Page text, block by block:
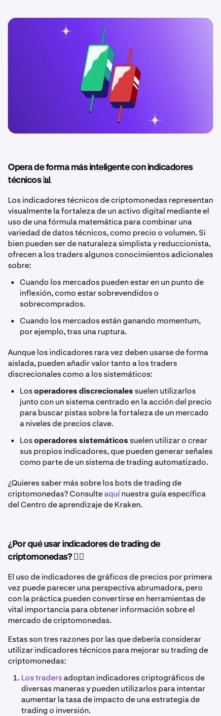
Opera de forma más inteligente con indicadores
técnicos 📊
Los indicadores técnicos de criptomonedas representan
visualmente la fortaleza de un activo digital mediante el
uso de una fórmula matemática para combinar una
variedad de datos técnicos, como precio o volumen. Si
bien pueden ser de naturaleza simplista y reduccionista,
ofrecen a los traders algunos conocimientos adicionales
sobre:
Cuando los mercados pueden estar en un punto de
inflexión, como estar sobrevendidos o
sobrecomprados.
Cuando los mercados están ganando momentum,
por ejemplo, tras una ruptura.
Aunque los indicadores rara vez deben usarse de forma
aislada, pueden añadir valor tanto a los traders
discrecionales como a los sistemáticos:
Losoperadores discrecionales suelen utilizarlos
junto con un sistema centrado en la acción del precio
para buscar pistas sobre la fortaleza de un mercado
a niveles de precios clave.
Losoperadores sistemáticos suelen utilizar o crear
sus propios indicadores, que pueden generar señales
como parte de un sistema de trading automatizado.
¿Quieres saber más sobre los bots de trading de
criptomonedas? Consulteaquínuestra guía específica
del Centro de aprendizaje de Kraken.
¿Por qué usar indicadores de trading de
criptomonedas? 🤷‍♂️
El uso de indicadores de gráficos de precios por primera
vez puede parecer una perspectiva abrumadora, pero
con la práctica pueden convertirse en herramientas de
vital importancia para obtener información sobre el
mercado de criptomonedas.
Estas son tres razones por las que debería considerar
utilizar indicadores técnicos para mejorar su trading de
criptomonedas:
Los tradersadoptan indicadores criptográficos de
diversas maneras y pueden utilizarlos para intentar
aumentar la tasa de impacto de una estrategia de
trading o inversión.